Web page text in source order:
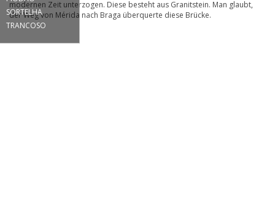
SORTELHA
TRANCOSO
modernen Zeit unterzogen. Diese besteht aus Granitstein. Man glaubt,
der Weg von Mérida nach Braga überquerte diese Brücke.